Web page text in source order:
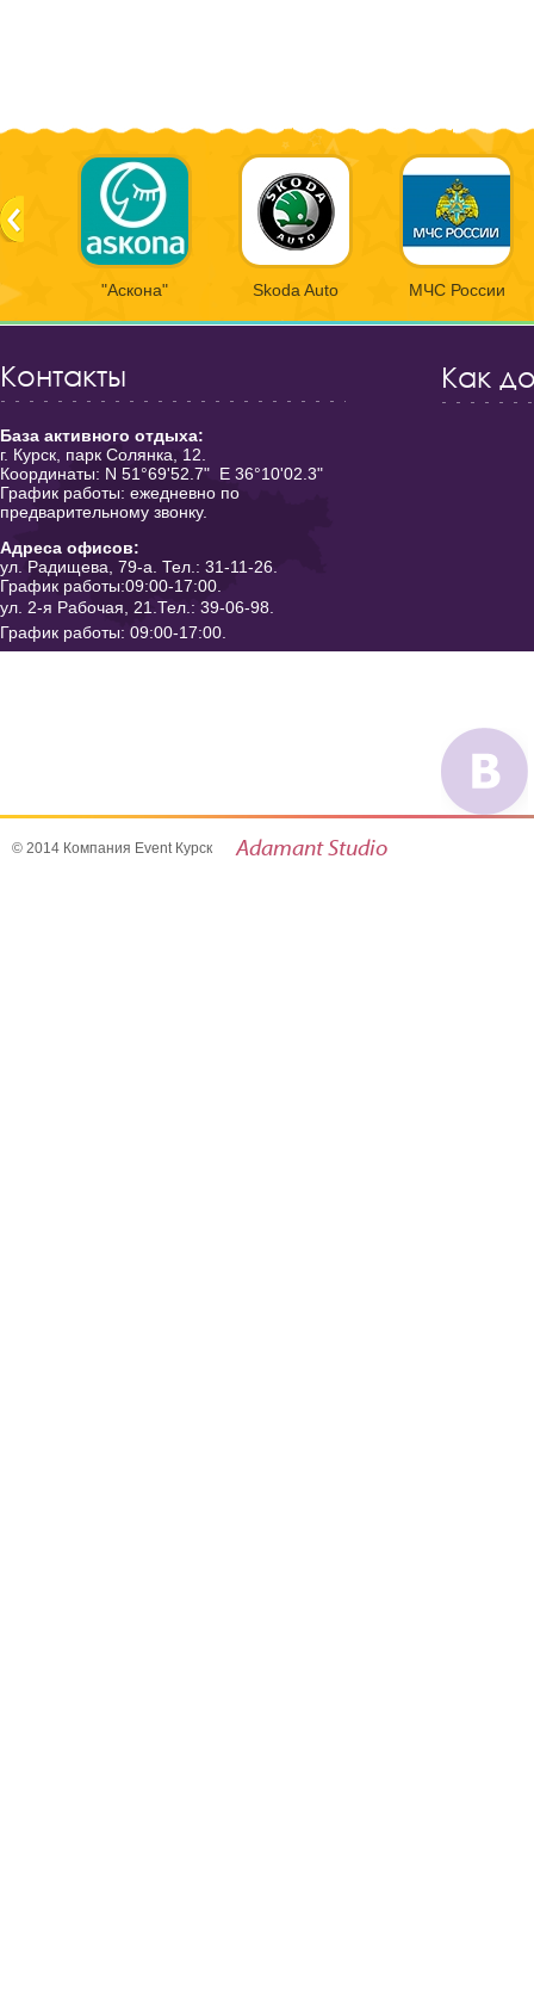
"Аскона" Skoda Auto МЧС России
Контакты
База активного отдыха:
г. Курск, парк Солянка, 12.
Координаты: N 51°69'52.7" E 36°10'02.3"
График работы: ежедневно по
предварительному звонку.
Адреса офисов:
ул. Радищева, 79-а. Тел.: 31-11-26.
График работы:09:00-17:00.
ул. 2-я Рабочая, 21.Тел.: 39-06-98.
График работы: 09:00-17:00.
Как
© 2014 Компания Event Курск AdamantStudio